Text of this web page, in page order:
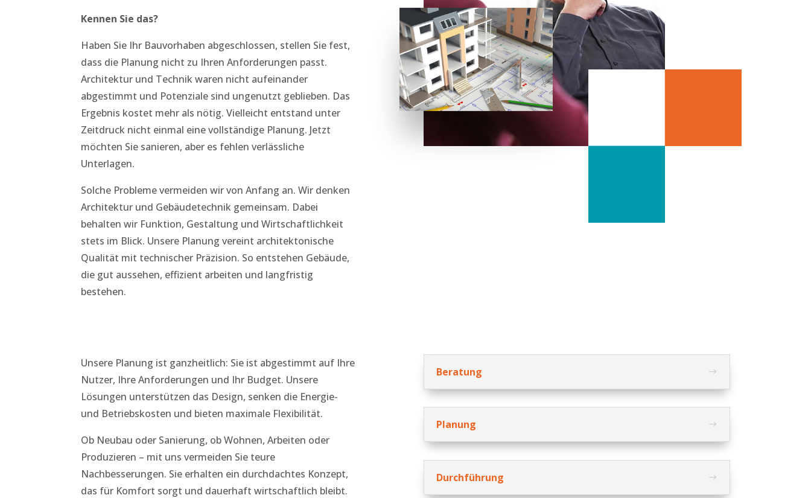
Kennen Sie das?
Haben Sie Ihr Bauvorhaben abgeschlossen, stellen Sie fest,
dass die Planung nicht zu Ihren Anforderungen passt.
Architektur und Technik waren nicht aufeinander
abgestimmt und Potenziale sind ungenutzt geblieben. Das
Ergebnis kostet mehr als nötig. Vielleicht entstand unter
Zeitdruck nicht einmal eine vollständige Planung. Jetzt
möchten Sie sanieren, aber es fehlen verlässliche
Unterlagen.
Solche Probleme vermeiden wir von Anfang an. Wir denken
Architektur und Gebäudetechnik gemeinsam. Dabei
behalten wir Funktion, Gestaltung und Wirtschaftlichkeit
stets im Blick. Unsere Planung vereint architektonische
Qualität mit technischer Präzision. So entstehen Gebäude,
die gut aussehen, effizient arbeiten und langfristig
bestehen.
Unsere Planung ist ganzheitlich: Sie ist abgestimmt auf Ihre
Nutzer, Ihre Anforderungen und Ihr Budget. Unsere
Lösungen unterstützen das Design, senken die Energie-
und Betriebskosten und bieten maximale Flexibilität.
Ob Neubau oder Sanierung, ob Wohnen, Arbeiten oder
Produzieren – mit uns vermeiden Sie teure
Nachbesserungen. Sie erhalten ein durchdachtes Konzept,
das für Komfort sorgt und dauerhaft wirtschaftlich bleibt.
Beratung
Planung
Durchführung